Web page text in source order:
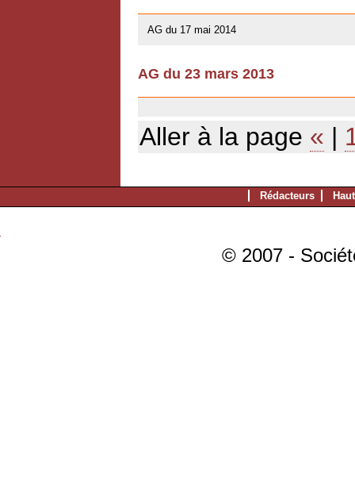
AG du 17 mai 2014
AG du 23 mars 2013
Aller à la page « |
Rédacteurs
© 2007 -